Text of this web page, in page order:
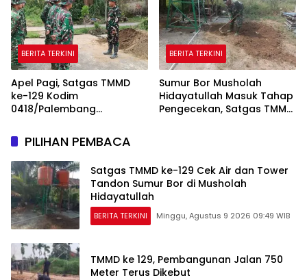
BERITA TERKINI
Apel Pagi, Satgas TMMD
ke-129 Kodim
0418/Palembang
Sebelum Bertugas
BERITA TERKINI
Sumur Bor Musholah
Hidayatullah Masuk Tahap
Pengecekan, Satgas TMMD
PILIHAN PEMBACA
Satgas TMMD ke-129 Cek Air dan Tower
Tandon Sumur Bor di Musholah
Hidayatullah
BERITA TERKINI Minggu, Agustus 9 2026 09:49 WIB
TMMD ke 129, Pembangunan Jalan 750
Meter Terus Dikebut